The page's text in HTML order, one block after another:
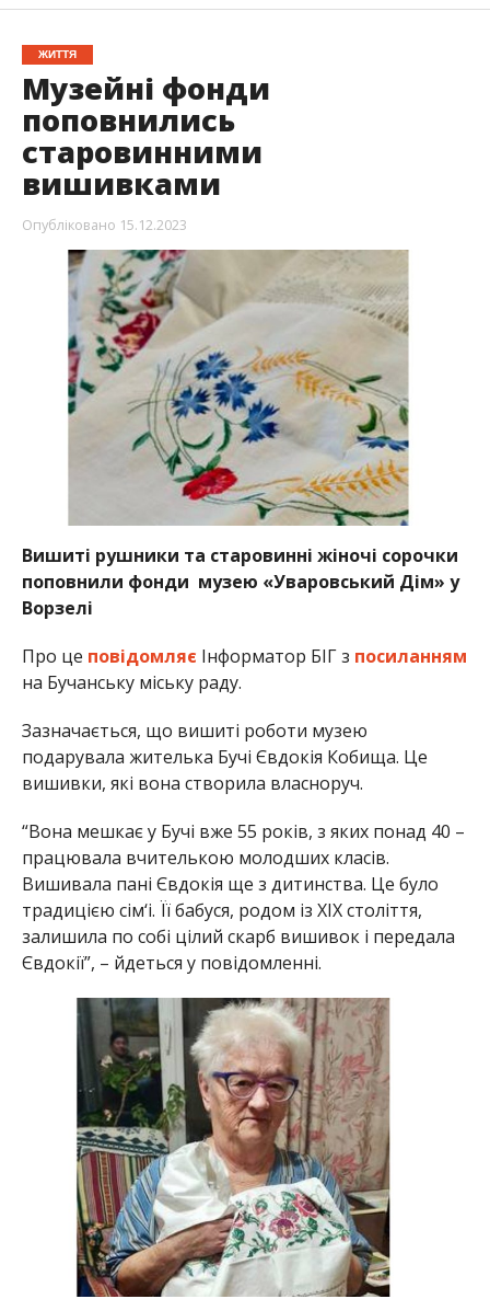
ЖИТТЯ
Музейні фонди
поповнились
старовинними
вишивками
Опубліковано 15.12.2023
Вишиті рушники та старовинні жіночі сорочки
поповнили фонди музею «Уваровський Дім» у
Ворзелі
Про це повідомляє Інформатор БІГ з посиланням
на Бучанську міську раду.
Зазначається, що вишиті роботи музею
подарувала жителька Бучі Євдокія Кобища. Це
вишивки, які вона створила власноруч.
“Вона мешкає у Бучі вже 55 років, з яких понад 40 –
працювала вчителькою молодших класів.
Вишивала пані Євдокія ще з дитинства. Це було
традицією сім‘і. Її бабуся, родом із ХІХ століття,
залишила по собі цілий скарб вишивок і передала
Євдокії”, – йдеться у повідомленні.